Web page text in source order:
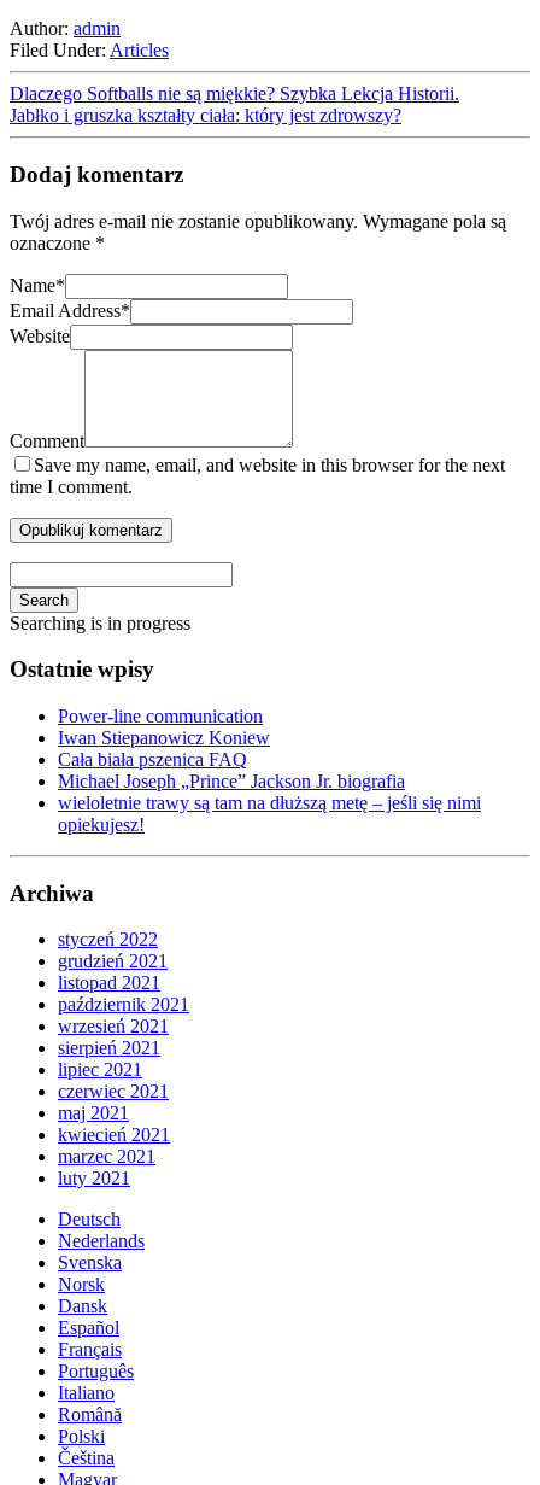
Author: admin
Filed Under: Articles
Dlaczego Softballs nie są miękkie? Szybka Lekcja Historii.
Jabłko i gruszka kształty ciała: który jest zdrowszy?
Dodaj komentarz
Twój adres e-mail nie zostanie opublikowany. Wymagane pola są
oznaczone *
Name*
Email Address*
Website
Comment
Save my name, email, and website in this browser for the next
time I comment.
Search
Searching is in progress
Ostatnie wpisy
Power-line communication
Iwan Stiepanowicz Koniew
Cała biała pszenica FAQ
Michael Joseph „Prince” Jackson Jr. biografia
wieloletnie trawy są tam na dłuższą metę – jeśli się nimi
opiekujesz!
Archiwa
styczeń 2022
grudzień 2021
listopad 2021
październik 2021
wrzesień 2021
sierpień 2021
lipiec 2021
czerwiec 2021
maj 2021
kwiecień 2021
marzec 2021
luty 2021
Deutsch
Nederlands
Svenska
Norsk
Dansk
Español
Français
Português
Italiano
Română
Polski
Čeština
Magyar